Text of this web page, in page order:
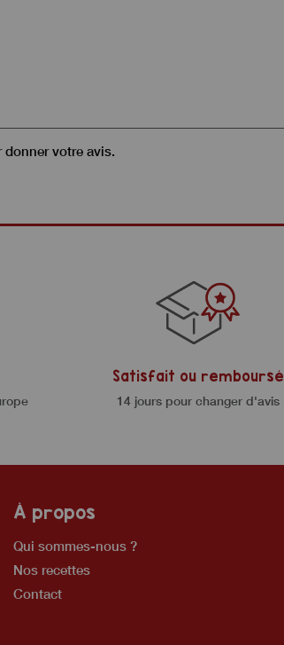
votre avis.
Satisfait ou remboursé
14 jours pour changer d'avis
À propos
Qui sommes-nous ?
Nos recettes
Contact